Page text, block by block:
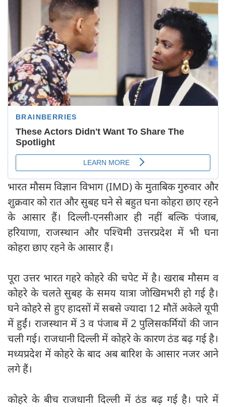
भारत मौसम विज्ञान विभाग (IMD) के मुताबिक गुरुवार और
शुक्रवार को रात और सुबह घने से बहुत घना कोहरा छाए रहने
के आसार हैं। दिल्ली-एनसीआर ही नहीं बल्कि पंजाब,
हरियाणा, राजस्थान और पश्चिमी उत्तरप्रदेश में भी घना
कोहरा छाए रहने के आसार हैं।
पूरा उत्तर भारत गहरे कोहरे की चपेट में है। खराब मौसम व
कोहरे के चलते सुबह के समय यात्रा जोखिमभरी हो गई है।
घने कोहरे से हुए हादसों में सबसे ज्यादा 12 मौतें अकेले यूपी
में हुईं। राजस्थान में 3 व पंजाब में 2 पुलिसकर्मियों की जान
चली गई। राजधानी दिल्ली में कोहरे के कारण ठंड बढ़ गई है।
मध्यप्रदेश में कोहरे के बाद अब बारिश के आसार नजर आने
लगे हैं।
कोहरे के बीच राजधानी दिल्ली में ठंड बढ़ गई है। पारे में